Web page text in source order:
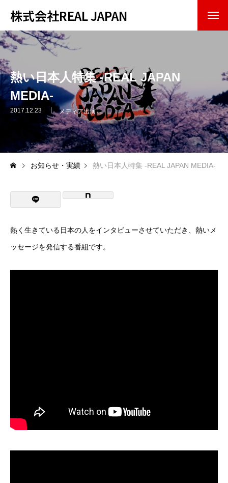
株式会社REAL JAPAN
トップページ
会社紹介
企業理念
会社概要
事業内容
お知らせ・実績
お問い合わせ
熱い日本人特集 -REAL JAPAN
MEDIA-
2017.12.23 メディア出演
お知らせ・実績 熱い日本人特集 -REAL JAPAN MEDIA-
熱く生きている日本の人をインタビューさせていただき、熱いメ
ッセージを発信する番組です。